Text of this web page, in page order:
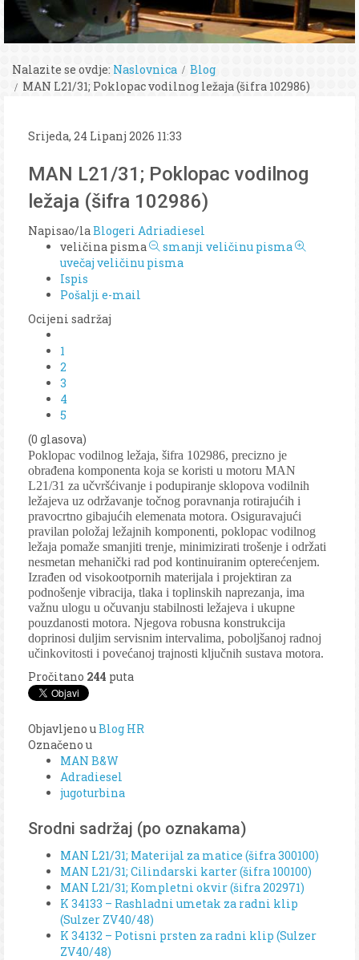
Nalazite se ovdje: Naslovnica
Blog
MAN L21/31; Poklopac vodilnog ležaja (šifra 102986)
Srijeda, 24 Lipanj 2026 11:33
MAN L21/31; Poklopac vodilnog
ležaja (šifra 102986)
Napisao/la Blogeri Adriadiesel
veličina pisma
smanji veličinu pisma
uvečaj veličinu pisma
Ispis
Pošalji e-mail
Ocijeni sadržaj
1
2
3
4
5
(0 glasova)
Poklopac vodilnog ležaja, šifra 102986, precizno je
obrađena komponenta koja se koristi u motoru MAN
L21/31 za učvršćivanje i podupiranje sklopova vodilnih
ležajeva uz održavanje točnog poravnanja rotirajućih i
pravocrtno gibajućih elemenata motora. Osiguravajući
pravilan položaj ležajnih komponenti, poklopac vodilnog
ležaja pomaže smanjiti trenje, minimizirati trošenje i održati
nesmetan mehanički rad pod kontinuiranim opterećenjem.
Izrađen od visokootpornih materijala i projektiran za
podnošenje vibracija, tlaka i toplinskih naprezanja, ima
važnu ulogu u očuvanju stabilnosti ležajeva i ukupne
pouzdanosti motora. Njegova robusna konstrukcija
doprinosi duljim servisnim intervalima, poboljšanoj radnoj
učinkovitosti i povećanoj trajnosti ključnih sustava motora.
Pročitano 244 puta
Objavljeno uBlog HR
Označeno u
MAN B&W
Adradiesel
jugoturbina
Srodni sadržaj (po oznakama)
MAN L21/31; Materijal za matice (šifra 300100)
MAN L21/31; Cilindarski karter (šifra 100100)
MAN L21/31; Kompletni okvir (šifra 202971)
K 34133 – Rashladni umetak za radni klip
(Sulzer ZV40/48)
K 34132 – Potisni prsten za radni klip (Sulzer
ZV40/48)